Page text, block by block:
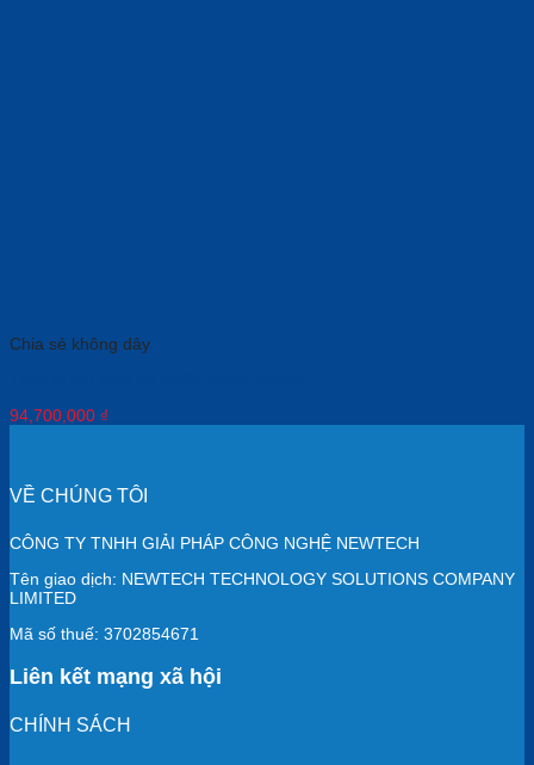
Chia sẻ không dây
94,700,000 ₫
VỀ CHÚNG TÔI
CÔNG TY TNHH GIẢI PHÁP CÔNG NGHỆ NEWTECH
Tên giao dịch: NEWTECH TECHNOLOGY SOLUTIONS COMPANY
LIMITED
Mã số thuế: 3702854671
Liên kết mạng xã hội
CHÍNH SÁCH